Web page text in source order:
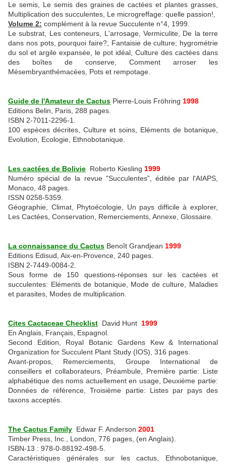
Le semis, Le semis des graines de cactées et plantes grasses,
Multiplication des succulentes, Le microgreffage: quelle passion!,
Volume 2: complément à la revue Succulente n°4, 1999.
Le substrat, Les conteneurs, L'arrosage, Vermiculite, De la terre
dans nos pots, pourquoi faire?, Fantaisie de culture; hygrométrie
du sol et argile expansée, le pot idéal, Culture des cactées dans
des boîtes de conserve, Comment arroser les
Mésembryanthémacées, Pots et rempotage.
Guide de l'Amateur de Cactus Pierre-Louis Fröhring 1998
Editions Belin, Paris, 288 pages.
ISBN 2-7011-2296-1.
100 espèces décrites, Culture et soins, Eléments de botanique,
Evolution, Ecologie, Ethnobotanique.
Les cactées de Bolivie Roberto Kiesling 1999
Numéro spécial de la revue "Succulentes", éditée par l'AIAPS,
Monaco, 48 pages.
ISSN 0258-5359.
Géographie, Climat, Phytoécologie, Un pays difficile à explorer,
Les Cactées, Conservation, Remerciements, Annexe, Glossaire.
La connaissance du Cactus Benoît Grandjean 1999
Editions Edisud, Aix-en-Provence, 240 pages.
ISBN 2-7449-0084-2.
Sous forme de 150 questions-réponses sur les cactées et
succulentes: Eléments de botanique, Mode de culture, Maladies
et parasites, Modes de multiplication.
Cites Cactaceae Checklist David Hunt 1999
En Anglais, Français, Espagnol.
Second Edition, Royal Botanic Gardens Kew & International
Organization for Succulent Plant Study (IOS), 316 pages.
Avant-propos, Remerciements, Groupe International de
conseillers et collaborateurs, Préambule, Première partie: Liste
alphabétique des noms actuellement en usage, Deuxième partie:
Données de référence, Troisième partie: Listes par pays des
taxons acceptés.
The Cactus Family Edwar F. Anderson 2001
Timber Press, Inc., London, 776 pages, (en Anglais).
ISBN-13 : 978-0-88192-498-5.
Caractéristiques générales sur les cactus, Ethnobotanique,